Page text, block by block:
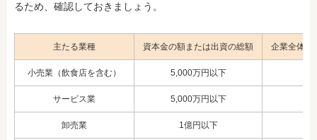
るため、確認しておきましょう。
主たる業種 資本金の額または出資の総額 企業全体で
小売業（飲食店を含む） 5,000万円以下
サービス業 5,000万円以下
卸売業 1億円以下